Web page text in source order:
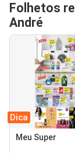
Folhetos
André
Dica
Meu Super